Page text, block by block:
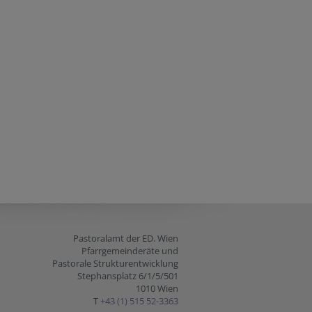
Pastoralamt der ED. Wien
Pfarrgemeinderäte und
Pastorale Strukturentwicklung
Stephansplatz 6/1/5/501
1010 Wien
T +43 (1) 515 52-3363